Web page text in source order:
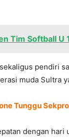
Tim Softball U
pendiri
muda Sultra
Tunggu
dengan hari